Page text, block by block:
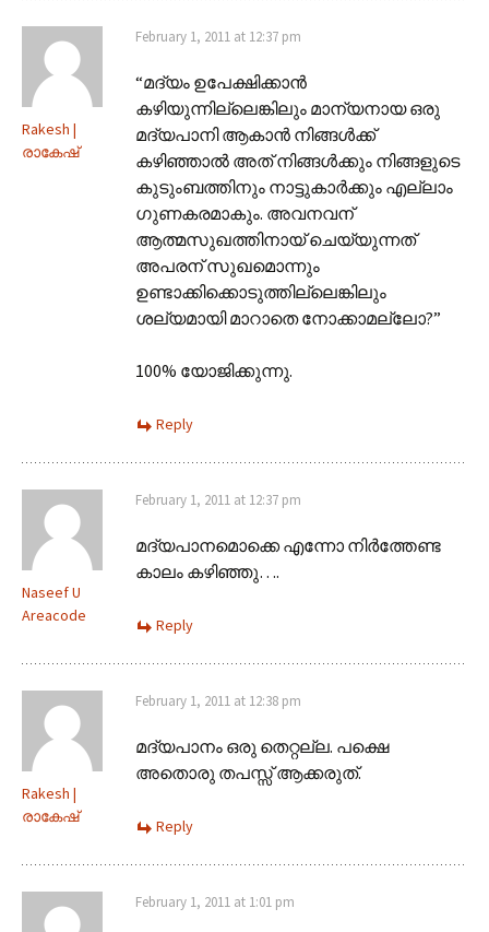
Rakesh |
രാകേഷ്
February 1, 2011 at 12:37 pm
“മദ്യം ഉപേക്ഷിക്കാന്‍
കഴിയുന്നില്ലെങ്കിലും മാന്യനായ ഒരു
മദ്യപാനി ആകാന്‍ നിങ്ങള്‍ക്ക്
കഴിഞ്ഞാല്‍ അത് നിങ്ങള്‍ക്കും നിങ്ങളുടെ
കുടുംബത്തിനും നാട്ടുകാര്‍ക്കും എല്ലാം
ഗുണകരമാകും. അവനവന്
ആത്മസുഖത്തിനായ് ചെയ്യുന്നത്
അപരന് സുഖമൊന്നും
ഉണ്ടാക്കിക്കൊടുത്തില്ലെങ്കിലും
ശല്യമായി മാറാതെ നോക്കാമല്ലോ?”
100% യോജിക്കുന്നു.
Reply
Naseef U
Areacode
February 1, 2011 at 12:37 pm
മദ്യപാനമൊക്കെ എന്നോ നിര്‍ത്തേണ്ട
കാലം കഴിഞ്ഞു….
Reply
Rakesh |
രാകേഷ്
February 1, 2011 at 12:38 pm
മദ്യപാനം ഒരു തെറ്റല്ല. പക്ഷെ
അതൊരു തപസ്സ് ആക്കരുത്.
Reply
February 1, 2011 at 1:01 pm